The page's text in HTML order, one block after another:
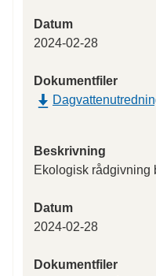
Datum
2024-02-28
Dokumentfiler
Beskrivning
Ekologisk rådgivning
Datum
2024-02-28
Dokumentfiler